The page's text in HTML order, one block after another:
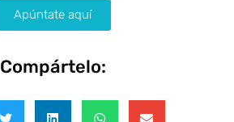
Apúntate aquí
Compártelo: